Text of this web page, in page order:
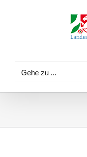
Gehe zu ...